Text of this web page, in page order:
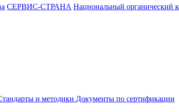
СЕРВИС-СТРАНА Национальный органический
и методики Документы по сертификации